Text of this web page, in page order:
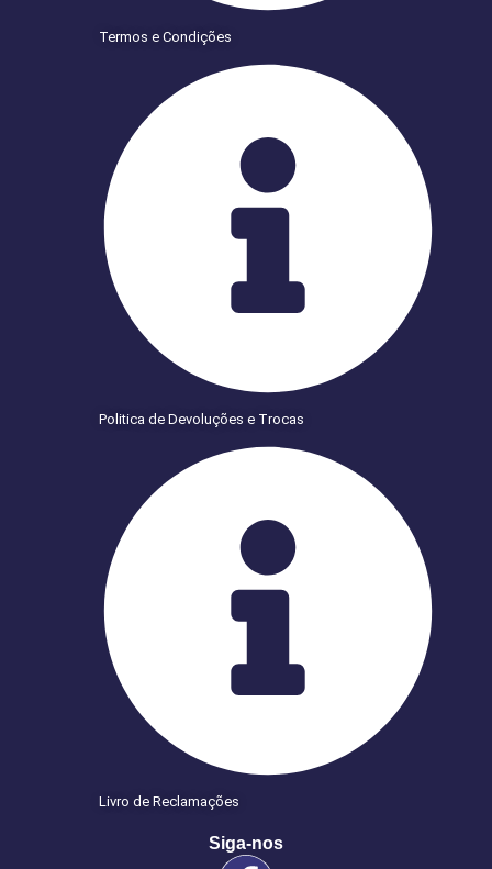
Termos e Condições
Politica de Devoluções e Trocas
Livro de Reclamações
Siga-nos